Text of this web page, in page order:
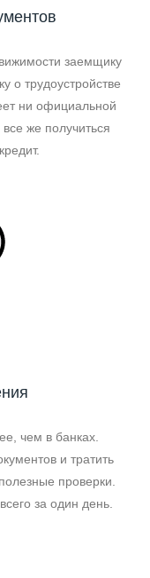
заемщику
о трудоустройстве
ни официальной
же получиться
чем в банках.
и тратить
проверки.
за один день.